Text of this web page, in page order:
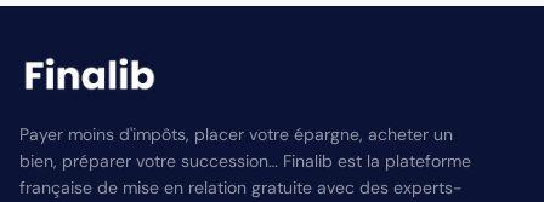
Payer moins d'impôts, placer votre épargne, acheter un
bien, préparer votre succession… Finalib est la plateforme
française de mise en relation gratuite avec des experts-